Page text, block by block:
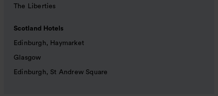
The Liberties
Scotland Hotels
Edinburgh, Haymarket
Glasgow
Edinburgh, St Andrew Square